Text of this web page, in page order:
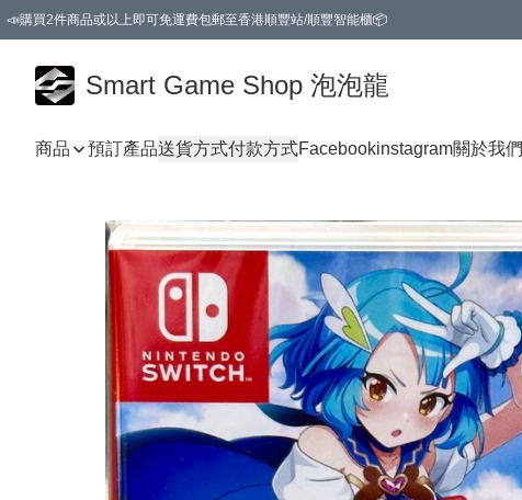
📣購買2件商品或以上即可免運費包郵至香港順豐站/順豐智能櫃📦
Smart Game Shop 泡泡龍
商品 預訂產品送貨方式付款方式Facebookinstagram關於我們